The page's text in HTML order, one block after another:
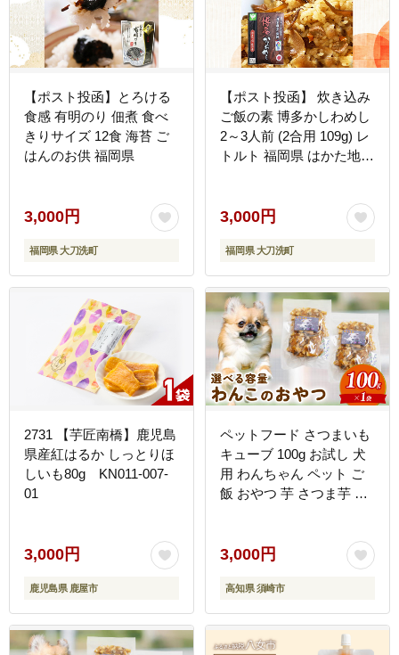
【ポスト投函】とろける
食感 有明のり 佃煮 食べ
きりサイズ 12食 海苔 ご
はんのお供 福岡県
3,000円
福岡県 大刀洗町
【ポスト投函】 炊き込み
ご飯の素 博多かしわめし
2～3人前 (2合用 109g) レ
トルト 福岡県 はかた地ど
3,000円
福岡県 大刀洗町
2731 【芋匠南橋】鹿児島
県産紅はるか しっとりほ
しいも80g KN011-007-
01
3,000円
鹿児島県 鹿屋市
ペットフード さつまいも
キューブ 100g お試し 犬
用 わんちゃん ペット ご
飯 おやつ 芋 さつま芋 サ
3,000円
高知県 須崎市